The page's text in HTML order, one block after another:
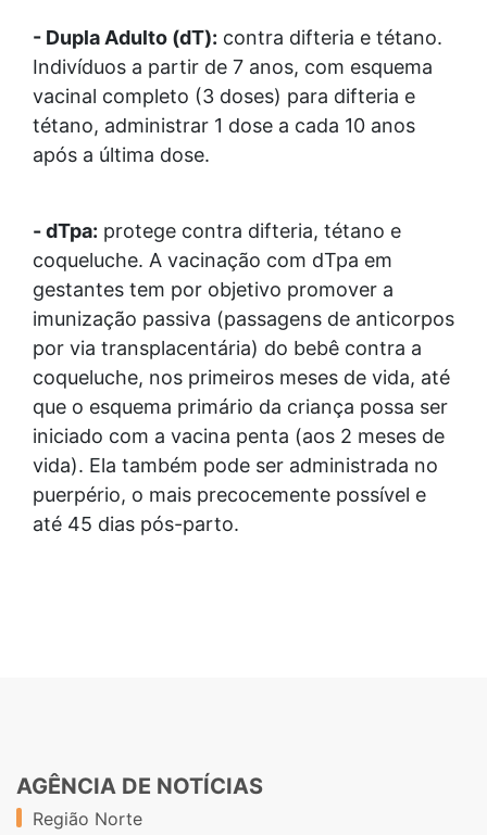
- Dupla Adulto (dT): contra difteria e tétano.
Indivíduos a partir de 7 anos, com esquema
vacinal completo (3 doses) para difteria e
tétano, administrar 1 dose a cada 10 anos
após a última dose.
- dTpa: protege contra difteria, tétano e
coqueluche. A vacinação com dTpa em
gestantes tem por objetivo promover a
imunização passiva (passagens de anticorpos
por via transplacentária) do bebê contra a
coqueluche, nos primeiros meses de vida, até
que o esquema primário da criança possa ser
iniciado com a vacina penta (aos 2 meses de
vida). Ela também pode ser administrada no
puerpério, o mais precocemente possível e
até 45 dias pós-parto.
AGÊNCIA DE NOTÍCIAS
Região Norte